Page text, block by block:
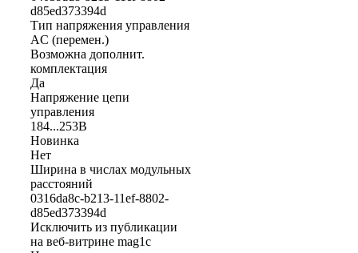
d85ed373394d
Тип напряжения управления
AC (перемен.)
Возможна дополнит.
комплектация
Да
Напряжение цепи
управления
184...253В
Новинка
Нет
Ширина в числах модульных
расстояний
0316da8c-b213-11ef-8802-
d85ed373394d
Исключить из публикации
на веб-витрине mag1c